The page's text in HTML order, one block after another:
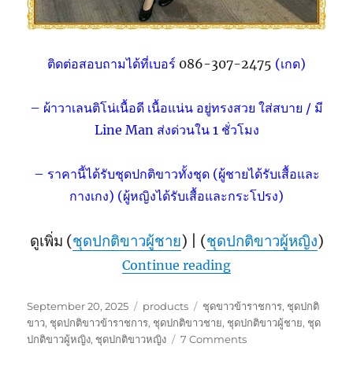
ติดต่อสอบถามได้ที่เบอร์ 086-307-2475 (เกด)
– ผ้าวาเลนติโน่เนื้อดี เนื้อแน่น อยู่ทรงสวย ใส่สบาย / มี
Line Man ส่งด่วนใน 1 ชั่วโมง
– ราคานี้ได้รับชุดปกติขาวทั้งชุด (ผู้ชายได้รับเสื้อและ
กางเกง) (ผู้หญิงได้รับเสื้อและกระโปรง)
ดูเพิ่ม (ชุดปกติขาวผู้ชาย) | (ชุดปกติขาวผู้หญิง)
Continue reading“ชุดปกติขาวข้าราชก
Posted
on
September 20, 2025 Categories
products Tags
ชุดขาวข้าราชการ, ชุดปกติ
ขาว, ชุดปกติขาวข้าราชการ, ชุดปกติขาวชาย, ชุดปกติขาวผู้ชาย, ชุด
ปกติขาวผู้หญิง, ชุดปกติขาวหญิง 7 Commentson